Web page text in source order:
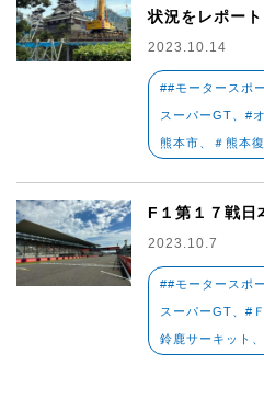
状況をレポート
2023.10.14
##モータースポ
スーパーGT、#
熊本市、＃熊本
F１第１７戦日
2023.10.7
##モータースポ
スーパーGT、#
鈴鹿サーキット